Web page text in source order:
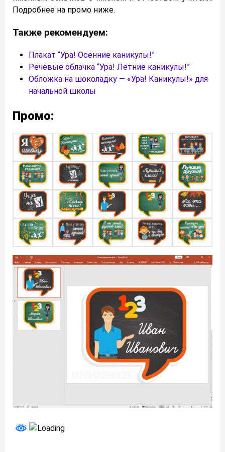
Подробнее на промо ниже.
Также рекомендуем:
Плакат “Ура! Осенние каникулы!”
Речевые облачка “Ура! Летние каникулы!”
Обложка на шоколадку — «Ура! Каникулы!» для
начальной школы
Промо: